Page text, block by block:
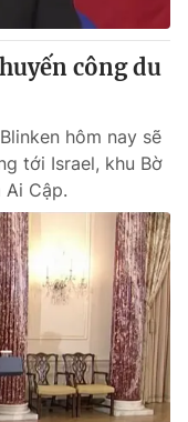
công du
hôm nay sẽ
tới Israel, khu Bờ
Ai Cập.